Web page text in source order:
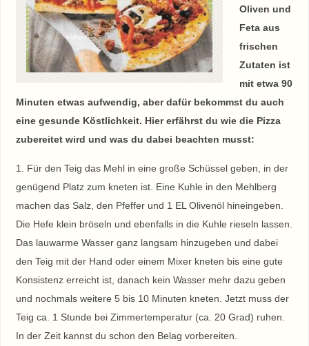
Oliven und
Feta aus
frischen
Zutaten ist
mit etwa 90
Minuten etwas aufwendig, aber dafür bekommst du auch
eine gesunde Köstlichkeit. Hier erfährst du wie die Pizza
zubereitet wird und was du dabei beachten musst:
1. Für den Teig das Mehl in eine große Schüssel geben, in der
genügend Platz zum kneten ist. Eine Kuhle in den Mehlberg
machen das Salz, den Pfeffer und 1 EL Olivenöl hineingeben.
Die Hefe klein bröseln und ebenfalls in die Kuhle rieseln lassen.
Das lauwarme Wasser ganz langsam hinzugeben und dabei
den Teig mit der Hand oder einem Mixer kneten bis eine gute
Konsistenz erreicht ist, danach kein Wasser mehr dazu geben
und nochmals weitere 5 bis 10 Minuten kneten. Jetzt muss der
Teig ca. 1 Stunde bei Zimmertemperatur (ca. 20 Grad) ruhen.
In der Zeit kannst du schon den Belag vorbereiten.